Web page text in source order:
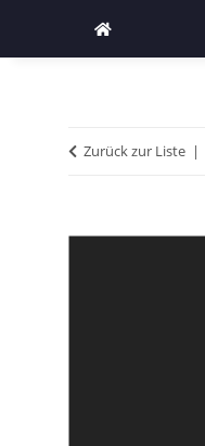
Zurück zur Liste